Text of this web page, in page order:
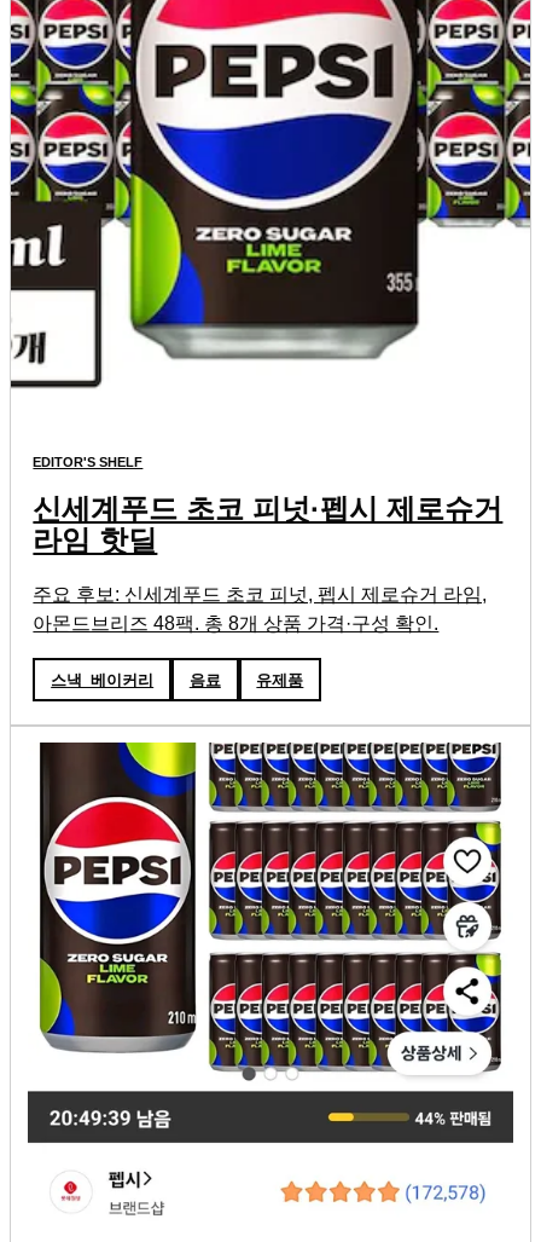
EDITOR'S SHELF
신세계푸드 초코 피넛·펩시 제로슈거
라임 핫딜
주요 후보: 신세계푸드 초코 피넛, 펩시 제로슈거 라임,
아몬드브리즈 48팩. 총 8개 상품 가격·구성 확인.
스낵_베이커리 음료 유제품